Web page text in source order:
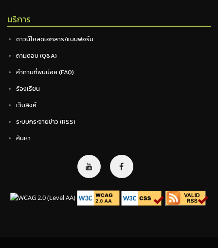
บริการ
ดาวน์โหลดเอกสาร/แบบฟอร์ม
ถามตอบ (Q&A)
คำถามที่พบบ่อย (FAQ)
ร้องเรียน
เว็บลิงค์
ระบบกระจายข่าว (RSS)
ค้นหา